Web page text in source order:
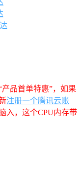
品首单特惠”，如果
注册一个腾讯云账
入，这个CPU内存带